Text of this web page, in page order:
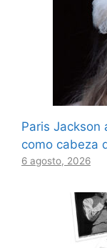
Paris Jackson
como cabeza
6 agosto, 2026